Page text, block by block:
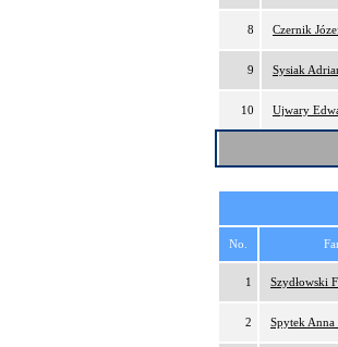
8 Czernik
9 Sysiak
10 Ujwary
No.
1 Szydłowski
2 Spytek Anna